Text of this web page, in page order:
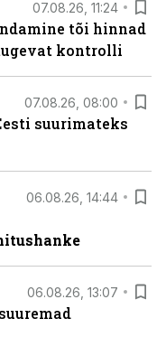
07.08.26, 11:24
tõi hinnad
kontrolli
07.08.26, 08:00
suurimateks
06.08.26, 14:44
06.08.26, 13:07